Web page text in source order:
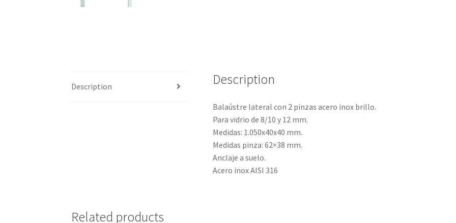
Description Description
Balaústre lateral con 2 pinzas acero inox brillo.
Para vidrio de 8/10 y 12 mm.
Medidas: 1.050x40x40 mm.
Medidas pinza: 62×38 mm.
Anclaje a suelo.
Acero inox AISI 316
Related products